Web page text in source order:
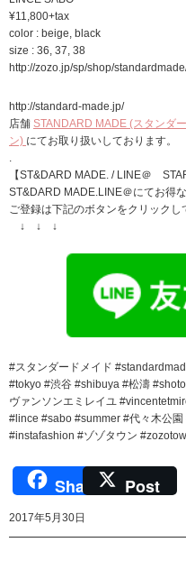
¥11,800+tax
color : beige, black
size : 36, 37, 38
http://zozo.jp/sp/shop/
http://standard-made.jp/
店舗 STANDARD MADE (スタンダー
ン) にてお取り扱いしております。
【ST&DARD MADE. / LINE＠
ST&DARD MADE.LINE＠にてお得
ご登録は下記のボタンをクリックし
↓ ↓ ↓
#スタンダードメイド
#tokyo #渋谷 #shibuya #松濤
ヴァンソンエミレイユ
#lince #sabo #summer #代々木公
#instafashion #ゾゾタウン
Share Post
2017年5月30日